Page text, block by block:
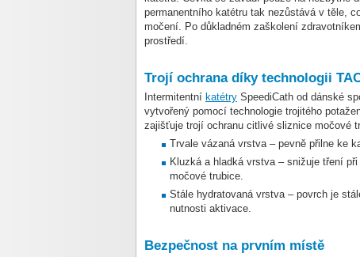
permanentního katétru tak nezůstává v těle,
močení. Po důkladném zaškolení
prostředí.
Trojí ochrana díky technologii
Intermitentní katétry SpeediCath od dánské
vytvořený pomocí technologie trojitého
zajišťuje trojí ochranu citlivé sliznice močové
Trvale vázaná vrstva – pevně přilne ke
Kluzká a hladká vrstva – snižuje tření
močové trubice.
Stále hydratovaná vrstva – povrch je
nutnosti aktivace.
Bezpečnost na prvním místě